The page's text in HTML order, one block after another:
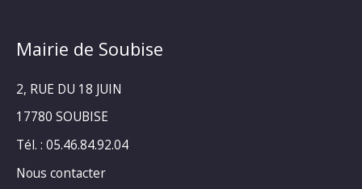
Mairie de Soubise
2, RUE DU 18 JUIN
17780 SOUBISE
Tél. : 05.46.84.92.04
Nous contacter